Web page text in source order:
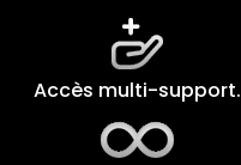
Accès multi-support.